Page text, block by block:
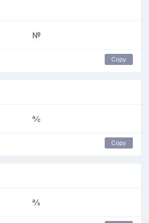
№
Copy
℀
Copy
℁